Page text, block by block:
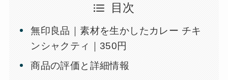
目次
無印良品｜素材を生かしたカレー チキ
ンシャクティ｜350円
商品の評価と詳細情報